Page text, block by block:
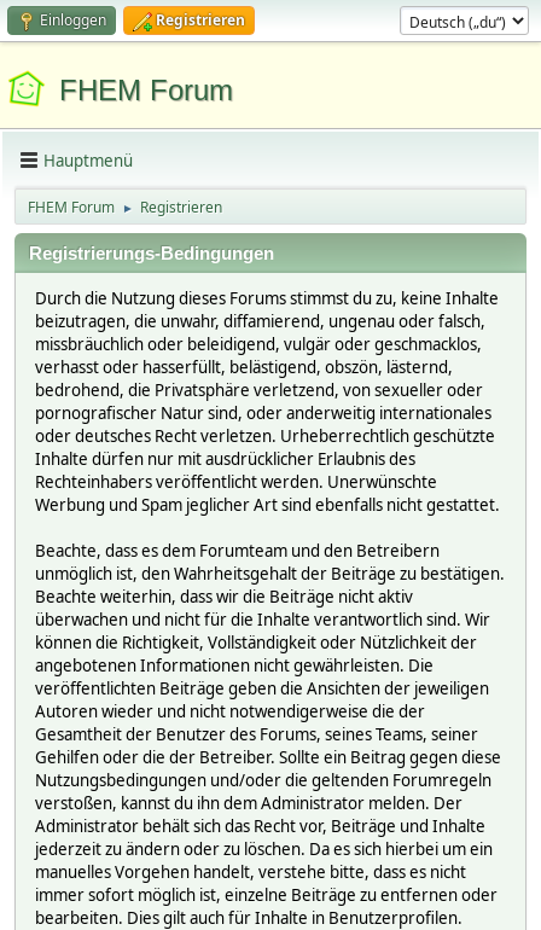
Einloggen Registrieren
FHEM Forum
Hauptmenü
FHEM Forum ► Registrieren
Registrierungs-Bedingungen
Durch die Nutzung dieses Forums stimmst du zu, keine Inhalte
beizutragen, die unwahr, diffamierend, ungenau oder falsch,
missbräuchlich oder beleidigend, vulgär oder geschmacklos,
verhasst oder hasserfüllt, belästigend, obszön, lästernd,
bedrohend, die Privatsphäre verletzend, von sexueller oder
pornografischer Natur sind, oder anderweitig internationales
oder deutsches Recht verletzen. Urheberrechtlich geschützte
Inhalte dürfen nur mit ausdrücklicher Erlaubnis des
Rechteinhabers veröffentlicht werden. Unerwünschte
Werbung und Spam jeglicher Art sind ebenfalls nicht gestattet.
Beachte, dass es dem Forumteam und den Betreibern
unmöglich ist, den Wahrheitsgehalt der Beiträge zu bestätigen.
Beachte weiterhin, dass wir die Beiträge nicht aktiv
überwachen und nicht für die Inhalte verantwortlich sind. Wir
können die Richtigkeit, Vollständigkeit oder Nützlichkeit der
angebotenen Informationen nicht gewährleisten. Die
veröffentlichten Beiträge geben die Ansichten der jeweiligen
Autoren wieder und nicht notwendigerweise die der
Gesamtheit der Benutzer des Forums, seines Teams, seiner
Gehilfen oder die der Betreiber. Sollte ein Beitrag gegen diese
Nutzungsbedingungen und/oder die geltenden Forumregeln
verstoßen, kannst du ihn dem Administrator melden. Der
Administrator behält sich das Recht vor, Beiträge und Inhalte
jederzeit zu ändern oder zu löschen. Da es sich hierbei um ein
manuelles Vorgehen handelt, verstehe bitte, dass es nicht
immer sofort möglich ist, einzelne Beiträge zu entfernen oder
bearbeiten. Dies gilt auch für Inhalte in Benutzerprofilen.